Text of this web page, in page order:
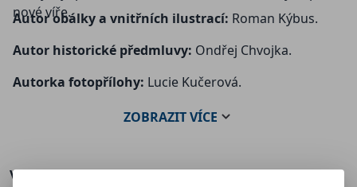
nové víře.
Autor obálky a vnitřních ilustrací: Roman Kýbus.
Autor historické předmluvy: Ondřej Chvojka.
Autorka fotopřílohy: Lucie Kučerová.
ZOBRAZITVÍCE
Více o knize